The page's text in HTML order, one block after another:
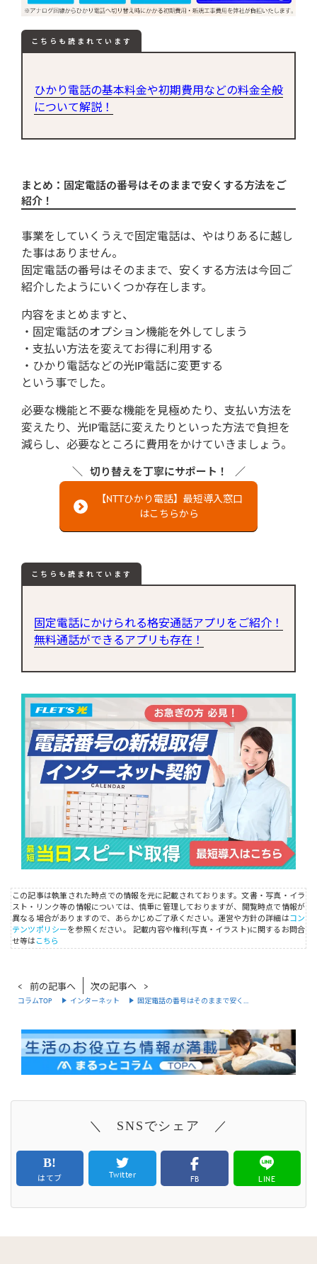
こちらも読まれています
ひかり電話の基本料金や初期費用などの料金全般
について解説！
まとめ：固定電話の番号はそのままで安くする方法をご
紹介！
事業をしていくうえで固定電話は、やはりあるに越し
た事はありません。
固定電話の番号はそのままで、安くする方法は今回ご
紹介したようにいくつか存在します。
内容をまとめますと、
・固定電話のオプション機能を外してしまう
・支払い方法を変えてお得に利用する
・ひかり電話などの光IP電話に変更する
という事でした。
必要な機能と不要な機能を見極めたり、支払い方法を
変えたり、光IP電話に変えたりといった方法で負担を
減らし、必要なところに費用をかけていきましょう。
切り替えを丁寧にサポート！
【NTTひかり電話】最短導入窓口
はこちらから
こちらも読まれています
固定電話にかけられる格安通話アプリをご紹介！
無料通話ができるアプリも存在！
この記事は執筆された時点での情報を元に記載されております。文書・写真・イラ
スト・リンク等の情報については、慎重に管理しておりますが、閲覧時点で情報が
異なる場合がありますので、あらかじめご了承ください。運営や方針の詳細はコン
テンツポリシーを参照ください。
記載内容や権利(写真・イラスト)に関するお問合
せ等はこちら
前の記事へ 次の記事へ
コラムTOP インターネット 固定電話の番号はそのままで安く…
＼ SNSでシェア ／
はてブ Twitter FB LINE